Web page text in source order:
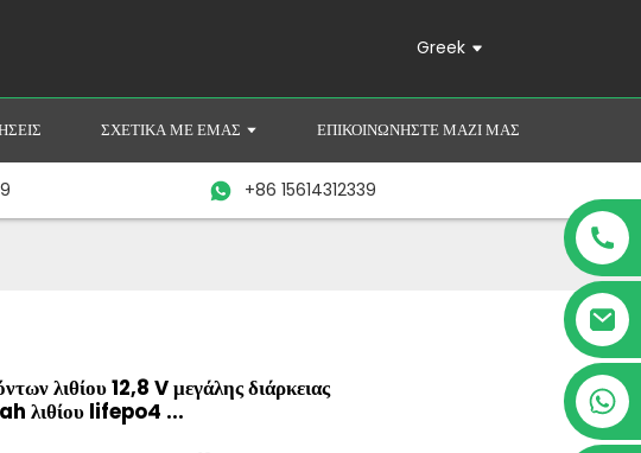
Greek
ΣΧΕΤΙΚΆ ΜΕ ΕΜΆΣ ΕΠΙΚΟΙΝΩΝΉΣΤΕ ΜΑΖΊ ΜΑΣ
+86 15614312339
λιθίου 12,8 V μεγάλης διάρκειας
λιθίου lifepo4 ...